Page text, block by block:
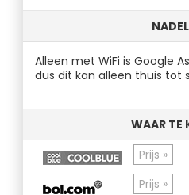
Alleen met WiFi is Google
dus dit kan alleen thuis tot
WAAR TE
Prijs »
Prijs »